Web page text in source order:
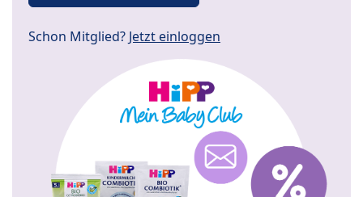
Schon Mitglied? Jetzt einloggen